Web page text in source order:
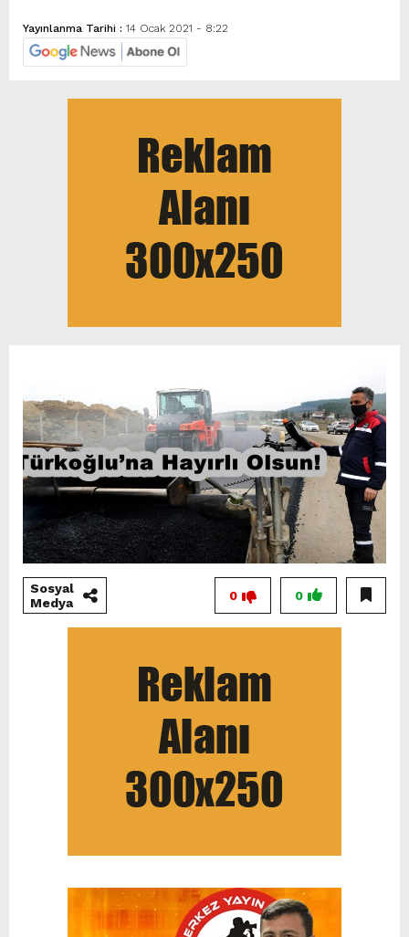
Yayınlanma Tarihi : 14 Ocak 2021 - 8:22
Sosyal
Medya
0
0